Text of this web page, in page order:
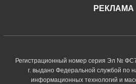
РЕКЛАМА
Регистрационный номер серия Эл №
г. выдано Федеральной службой по
информационных технологий и